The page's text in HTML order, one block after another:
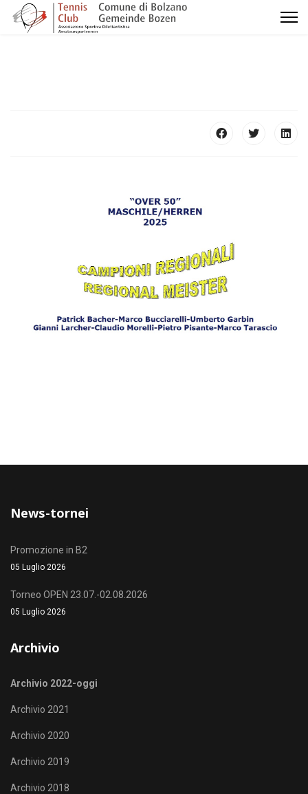
News-tornei
Promozione in B2
05 Luglio 2026
Torneo OPEN 23.07.-02.08.2026
05 Luglio 2026
Archivio
Archivio 2022-oggi
Archivio 2021
Archivio 2020
Archivio 2019
Archivio 2018